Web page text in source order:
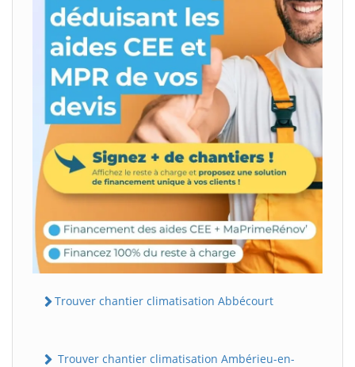
Trouver chantier climatisation Abbécourt
Trouver chantier climatisation Ambérieu-en-